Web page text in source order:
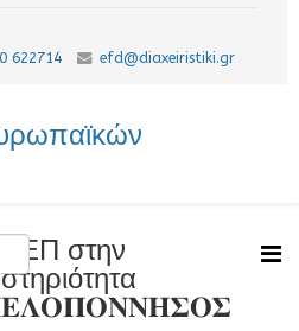
622714 efd@diaxeiristiki.gr
ΔΕΠ στην